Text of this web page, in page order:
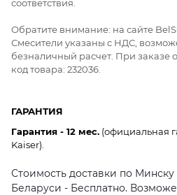
соответствия.
Обратите внимание: на сайте
Смесители указаны с НДС,
безналичный расчет. При заказе
код товара: 232036.
ГАРАНТИЯ
Гарантия - 12 мес. (официальная
Kaiser).
Стоимость доставки по Минску
Беларуси - Бесплатно.